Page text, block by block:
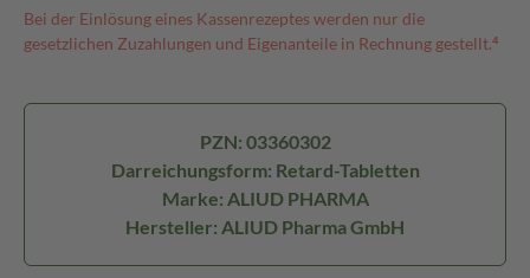
Bei der Einlösung eines Kassenrezeptes werden nur die
gesetzlichen Zuzahlungen und Eigenanteile in Rechnung gestellt.⁴
PZN: 03360302
Darreichungsform: Retard-Tabletten
Marke: ALIUD PHARMA
Hersteller: ALIUD Pharma GmbH